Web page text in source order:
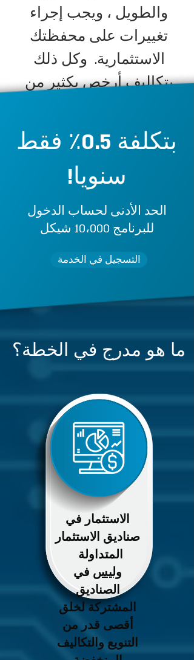
والطويل ، ويجب إجراء
تغييرات على محفظتك
الاستثمارية. وكل ذلك
بتكاليف أرخص بكثير من
بتكلفة 0.5٪ فقط
سنويا!
الحد الأدنى لحساب الدخول
للبرنامج 10،000 شيكل
التسجيل في الخدمة
الاستثمار في
صناديق الاستثمار
المتداولة
وليس في
الصناديق
المشتركة لخلق
أقصى قدر من
التنويع والتكاليف
ما هو مدرج في الخطة؟